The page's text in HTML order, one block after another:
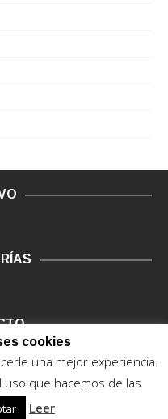
y Legal, en vinilo at
Powered by IT ENCORE
cookies
una mejor experiencia.
uso que hacemos de las
Leer